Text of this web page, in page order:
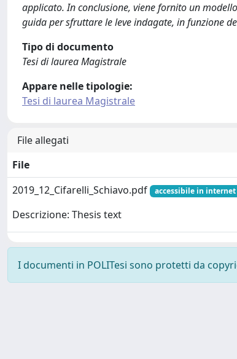
applicato. In conclusione, viene fornito un
guida per sfruttare le leve indagate, in funzione
Tipo di documento
Tesi di laurea Magistrale
Appare nelle tipologie:
Tesi di laurea Magistrale
File allegati
File
2019_12_Cifarelli_Schiavo.pdf
accessibile in
Descrizione: Thesis text
I documenti in POLITesi sono protetti da